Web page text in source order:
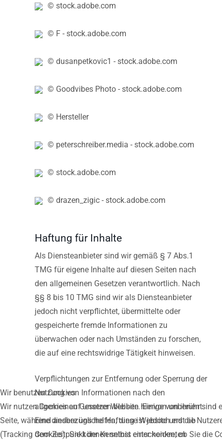
© stock.adobe.com
© F - stock.adobe.com
© dusanpetkovic1 - stock.adobe.com
© Goodvibes Photo - stock.adobe.com
© Hersteller
© peterschreiber.media - stock.adobe.com
© stock.adobe.com
© drazen_zigic - stock.adobe.com
Haftung für Inhalte
Als Diensteanbieter sind wir gemäß § 7 Abs.1
TMG für eigene Inhalte auf diesen Seiten nach
den allgemeinen Gesetzen verantwortlich. Nach
§§ 8 bis 10 TMG sind wir als Diensteanbieter
jedoch nicht verpflichtet, übermittelte oder
gespeicherte fremde Informationen zu
überwachen oder nach Umständen zu forschen,
die auf eine rechtswidrige Tätigkeit hinweisen.
Verpflichtungen zur Entfernung oder Sperrung der
Nutzung von Informationen nach den
allgemeinen Gesetzen bleiben hiervon unberührt.
Eine diesbezügliche Haftung ist jedoch erst ab
dem Zeitpunkt der Kenntnis einer konkreten
Wir benutzen Cookies
Wir nutzen Cookies auf unserer Website. Einige von ihnen sind
Seite, während andere uns helfen, diese Website und die
(Tracking Cookies). Sie können selbst entscheiden, ob Sie die